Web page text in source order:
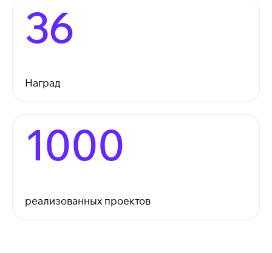
36
Наград
1000
реализованных проектов